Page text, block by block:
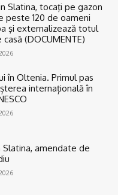
Slatina, tocaţi pe gazon
peste 120 de oameni
şi externalizează totul
(DOCUMENTE)
în Oltenia. Primul pas
internațională în
amendate de